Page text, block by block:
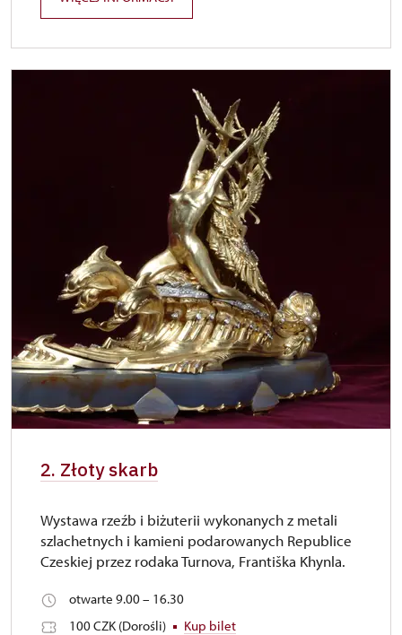
2. Złoty skarb
Wystawa rzeźb i biżuterii wykonanych z metali
szlachetnych i kamieni podarowanych Republice
Czeskiej przez rodaka Turnova, Františka Khynla.
otwarte 9.00 – 16.30
100 CZK (Dorośli)
Kup bilet